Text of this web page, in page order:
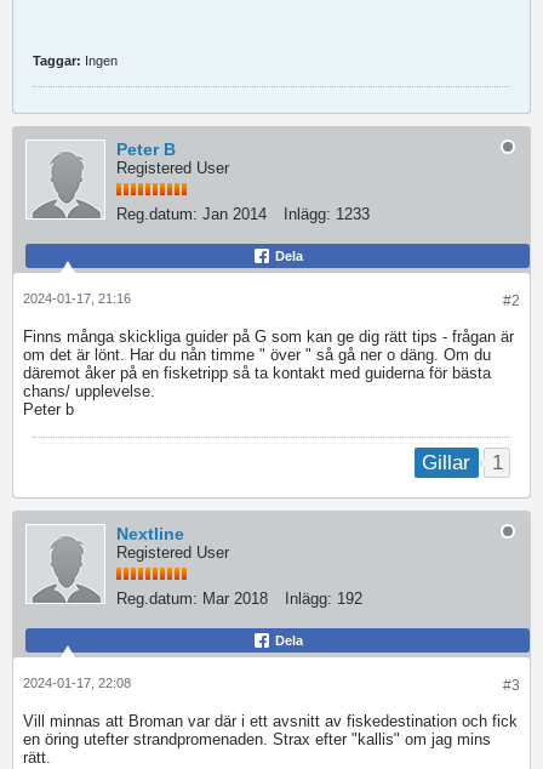
Taggar: Ingen
Peter B
Registered User
Reg.datum: Jan 2014 Inlägg: 1233
Dela
#2
2024-01-17, 21:16
Finns många skickliga guider på G som kan ge dig rätt tips - frågan är
om det är lönt. Har du nån timme " över " så gå ner o däng. Om du
däremot åker på en fisketripp så ta kontakt med guiderna för bästa
chans/ upplevelse.
Peter b
Gillar 1
Nextline
Registered User
Reg.datum: Mar 2018 Inlägg: 192
Dela
#3
2024-01-17, 22:08
Vill minnas att Broman var där i ett avsnitt av fiskedestination och fick
en öring utefter strandpromenaden. Strax efter "kallis" om jag mins
rätt.